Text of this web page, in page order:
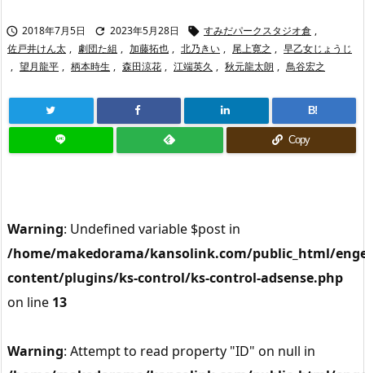
 2018年7月5日  2023年5月28日  すみだパークスタジオ倉 ,
佐戸井けん太 , 劇団た組 , 加藤拓也 , 北乃きい , 尾上寛之 , 早乙女じょうじ
, 望月龍平 , 柄本時生 , 森田涼花 , 江端英久 , 秋元龍太朗 , 鳥谷宏之
B!
Copy
Warning: Undefined variable $post in
/home/makedorama/kansolink.com/public_html/
content/plugins/ks-control/ks-control-adsense.php
on line 13
Warning: Attempt to read property "ID" on null in